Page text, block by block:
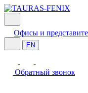
Офисы и
EN
Обратный звонок